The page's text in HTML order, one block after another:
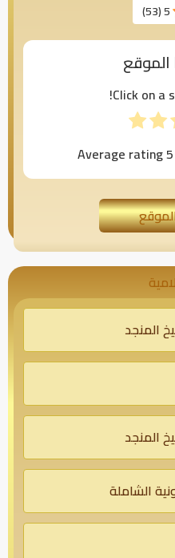
5
(
53
)
الموقع
Click on a
Average rating5
المنجد
المنجد
الشاملة